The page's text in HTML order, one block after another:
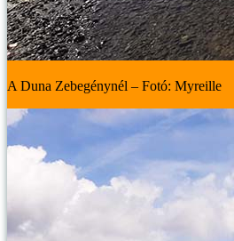
A Duna Zebegénynél – Fotó: Myreille